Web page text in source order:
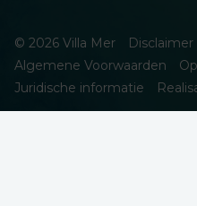
© 2026 Villa Mer Disclaimer
Algemene Voorwaarden
Juridische informatie